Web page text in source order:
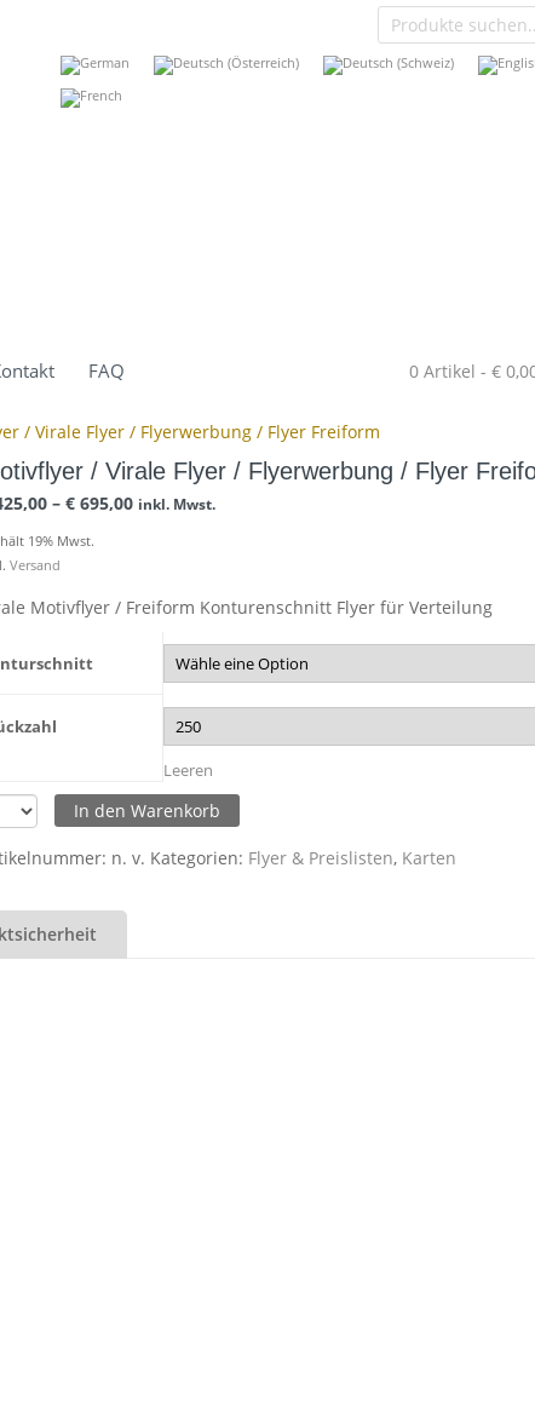
FAQ 0 Artikel - €
/ Virale Flyer / Flyerwerbung / Flyer Freiform
/ Virale Flyer / Flyerwerbung / Flyer
– € 695,00 inkl. Mwst.
19% Mwst.
Versand
Motivflyer / Freiform Konturenschnitt Flyer für Verteilung
Leeren
In den Warenkorb
n. v. Kategorien: Flyer & Preislisten, Karten